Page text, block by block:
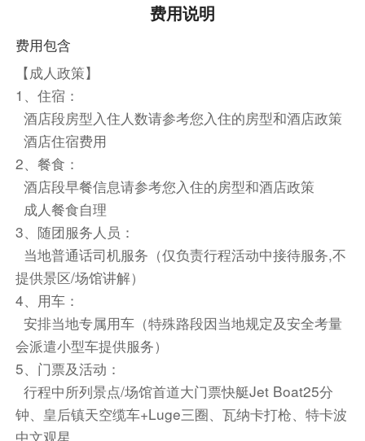
3、在选择酒店时，请仔细查看早餐数量、房型和
房间数量等信息。如果有任何不符之处，请及时联
系客服。
餐饮
早餐：自理
住宿
自选酒店(4钻及以上)
第2天
以所选酒店为准
前往景点（已含小费）
乘坐高速喷射快艇，飞驰在瓦卡蒂普湖的碧波之上
午餐请自理
来到《指环王》取景地——格林诺奇，徜徉在这片
大自然的奇迹之中，感受中土世界的神秘与震撼
登上天空缆车，270度俯瞰皇后镇、瓦卡蒂普湖和
费用说明
费用包含
【成人政策】
1、住宿：
酒店段房型入住人数请参考您入住的房型和酒店政策
酒店住宿费用
2、餐食：
酒店段早餐信息请参考您入住的房型和酒店政策
成人餐食自理
3、随团服务人员：
当地普通话司机服务（仅负责行程活动中接待服务,不
提供景区/场馆讲解）
4、用车：
安排当地专属用车（特殊路段因当地规定及安全考量
会派遣小型车提供服务）
5、门票及活动：
行程中所列景点/场馆首道大门票快艇Jet Boat25分
钟、皇后镇天空缆车+Luge三圈、瓦纳卡打枪、特卡波
中文观星